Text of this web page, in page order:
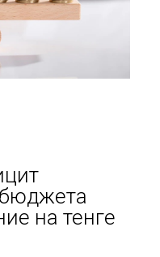
на тенге